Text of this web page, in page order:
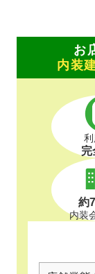
お
内装
完
約
内装